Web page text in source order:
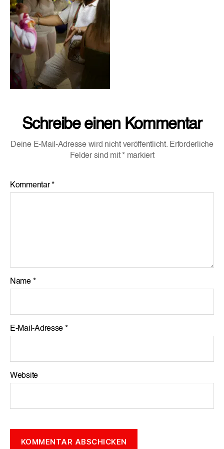
Schreibe einen Kommentar
Deine E-Mail-Adresse wird nicht veröffentlicht. Erforderliche
Felder sind mit * markiert
Kommentar*
Name *
E-Mail-Adresse *
Website